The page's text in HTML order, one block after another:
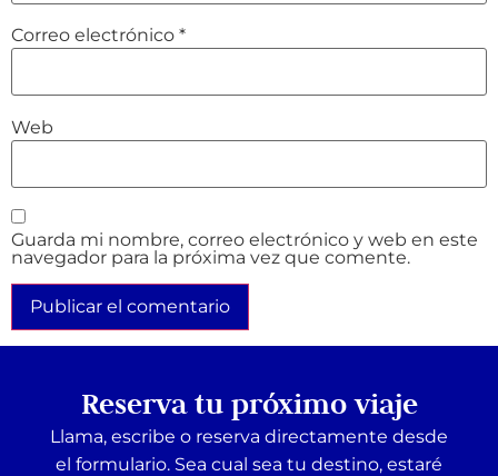
Correo electrónico *
Web
Guarda mi nombre, correo electrónico y web en este
navegador para la próxima vez que comente.
Reserva tu próximo viaje
Llama, escribe o reserva directamente desde
el formulario. Sea cual sea tu destino, estaré